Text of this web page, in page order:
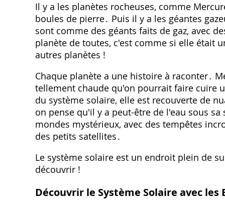
Il y a les planètes rocheuses, comme
boules de pierre․ Puis il y a les géantes
sont comme des géants faits de gaz, avec
planète de toutes, c'est comme si elle était
autres planètes !
Chaque planète a une histoire à raconter․
tellement chaude qu'on pourrait faire cuire
du système solaire, elle est recouverte de
on pense qu'il y a peut-être de l'eau sous
mondes mystérieux, avec des tempêtes
des petits satellites․
Le système solaire est un endroit plein de
découvrir !
Découvrir le Système Solaire avec les